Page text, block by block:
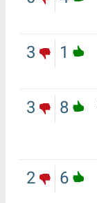
1
3
8
3
6
2